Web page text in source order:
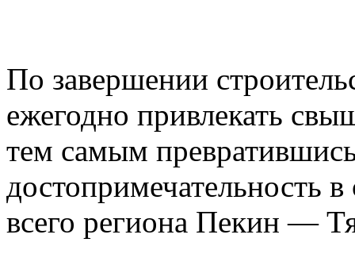
По завершении
ежегодно привлекать
тем самым
достопримечательность
всего региона Пекин —